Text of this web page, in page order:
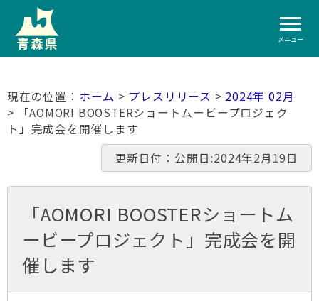
メニュー
ホーム > プレスリリース > 2024年 02月
> 「AOMORI BOOSTERショートムービープロジェク
ト」完成会を開催します
更新日付：公開日:2024年2月19日
「AOMORI BOOSTERショートム
ービープロジェクト」完成会を開
催します